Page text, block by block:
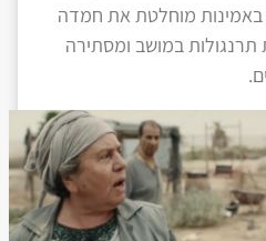
שמשחקת באמינות מוחלטת את חמדה
במושב ומסתירה